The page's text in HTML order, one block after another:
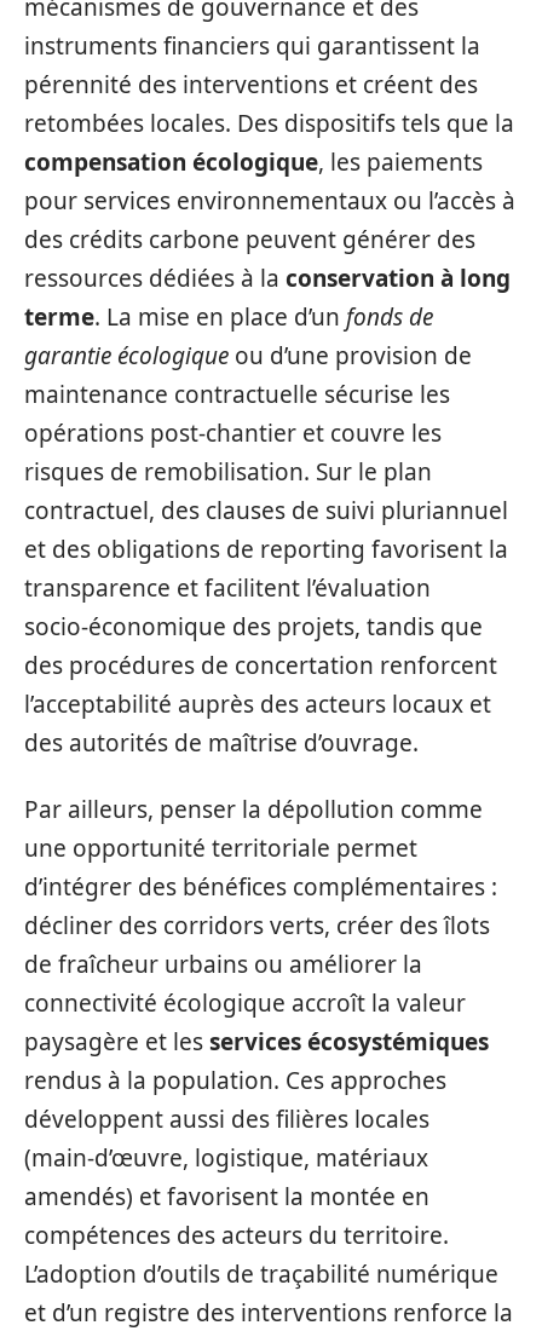
mécanismes de gouvernance et des
instruments financiers qui garantissent la
pérennité des interventions et créent des
retombées locales. Des dispositifs tels que la
compensation écologique, les paiements
pour services environnementaux ou l’accès à
des crédits carbone peuvent générer des
ressources dédiées à la conservation à long
terme. La mise en place d’un fonds de
garantie écologique ou d’une provision de
maintenance contractuelle sécurise les
opérations post‑chantier et couvre les
risques de remobilisation. Sur le plan
contractuel, des clauses de suivi pluriannuel
et des obligations de reporting favorisent la
transparence et facilitent l’évaluation
socio‑économique des projets, tandis que
des procédures de concertation renforcent
l’acceptabilité auprès des acteurs locaux et
des autorités de maîtrise d’ouvrage.
Par ailleurs, penser la dépollution comme
une opportunité territoriale permet
d’intégrer des bénéfices complémentaires :
décliner des corridors verts, créer des îlots
de fraîcheur urbains ou améliorer la
connectivité écologique accroît la valeur
paysagère et lesservices écosystémiques
rendus à la population. Ces approches
développent aussi des filières locales
(main‑d’œuvre, logistique, matériaux
amendés) et favorisent la montée en
compétences des acteurs du territoire.
L’adoption d’outils de traçabilité numérique
et d’un registre des interventions renforce la